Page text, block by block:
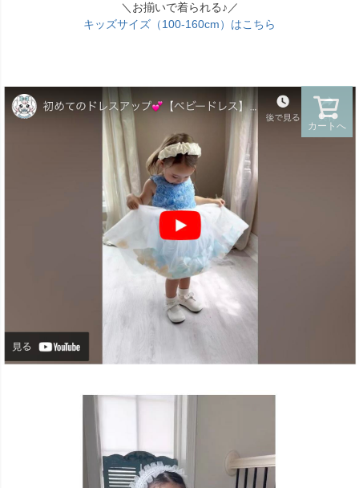
カートへ
＼お揃いで着られる♪／
キッズサイズ（100-160cm）はこちら